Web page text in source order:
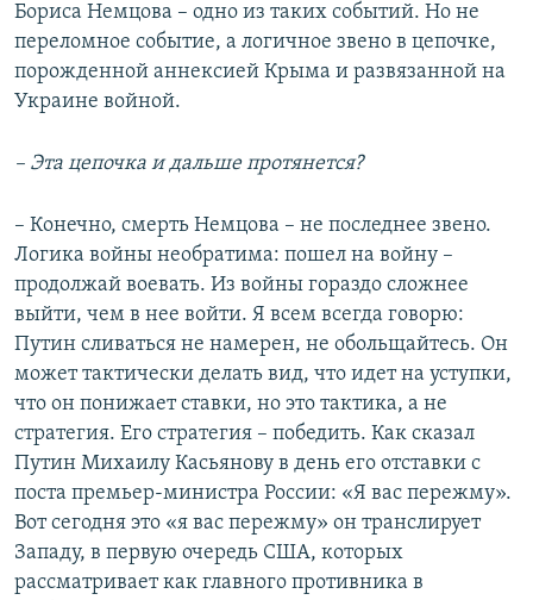
Бориса Немцова – одно из таких событий. Но не
переломное событие, а логичное звено в цепочке,
порожденной аннексией Крыма и развязанной на
Украине войной.
– Эта цепочка и дальше протянется?
– Конечно, смерть Немцова – не последнее звено.
Логика войны необратима: пошел на войну –
продолжай воевать. Из войны гораздо сложнее
выйти, чем в нее войти. Я всем всегда говорю:
Путин сливаться не намерен, не обольщайтесь. Он
может тактически делать вид, что идет на уступки,
что он понижает ставки, но это тактика, а не
стратегия. Его стратегия – победить. Как сказал
Путин Михаилу Касьянову в день его отставки с
поста премьер-министра России: «Я вас пережму».
Вот сегодня это «я вас пережму» он транслирует
Западу, в первую очередь США, которых
рассматривает как главного противника в